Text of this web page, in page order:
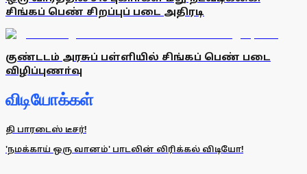
சிங்கப் பெண் சிறப்புப் படை அதிரடி
குண்டடம் அரசுப் பள்ளியில் சிங்கப் பெண் படை
விழிப்புணா்வு
விடியோக்கள்
தி பாரடைஸ் டீசர்!
'நமக்காய் ஒரு வானம்' பாடலின் லிரிக்கல் விடியோ!